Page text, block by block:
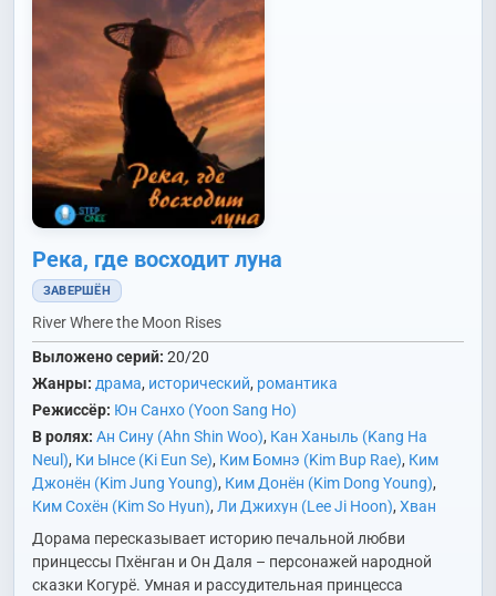
Река, где восходит луна
ЗАВЕРШЁН
River Where the Moon Rises
Выложено серий: 20/20
Жанры: драма, исторический, романтика
Режиссёр: Юн Санхо (Yoon Sang Ho)
В ролях: Ан Сину (Ahn Shin Woo), Кан Ханыль (Kang Ha
Neul), Ки Ынсе (Ki Eun Se), Ким Бомнэ (Kim Bup Rae), Ким
Джонён (Kim Jung Young), Ким Донён (Kim Dong Young),
Ким Сохён (Kim So Hyun), Ли Джихун (Lee Ji Hoon),Хван
Ёнхи (Hwang Young Hee)
Хо Джонын (Heo Jung Eun)
Гвансу (Cha Kwang Soo)
Чхве Юхва (Choi Yoo Hwa)
Дорама пересказывает историю печальной любви
принцессы Пхёнган и Он Даля – персонажей народной
сказки Когурё. Умная и рассудительная принцесса